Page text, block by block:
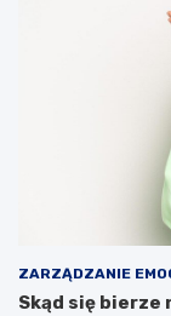
ZARZĄDZANIE
Skąd się bierze